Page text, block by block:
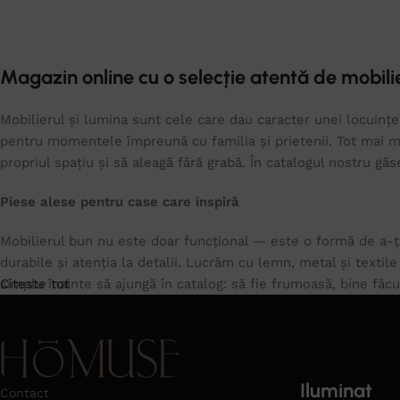
Magazin online cu o selecție atentă de
Mobilierul și lumina sunt cele care dau caracter unei
pentru momentele împreună cu familia și prietenii. Tot mai
propriul spațiu și să aleagă fără grabă. În catalogul nostru
Piese alese pentru case care inspiră
Mobilierul bun nu este doar funcțional — este o formă de
durabile și atenția la detalii. Lucrăm cu lemn, metal și
simplu înainte să ajungă în catalog: să fie frumoasă, bine
Citeste tot
Contact Iluminat